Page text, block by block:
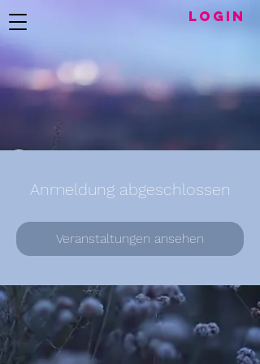
LogIN
Anmeldung abgeschlossen
Veranstaltungen ansehen